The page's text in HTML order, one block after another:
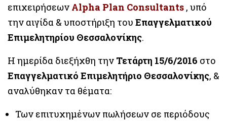
επιχειρήσεων Alpha Plan Consultants , υπό
την αιγίδα & υποστήριξη του Επαγγελματικού
Επιμελητηρίου Θεσσαλονίκης.
Η ημερίδα διεξήχθη την Τετάρτη 15/6/2016 στο
Επαγγελματικό Επιμελητήριο Θεσσαλονίκης, &
αναλύθηκαν τα θέματα:
Των επιτυχημένων πωλήσεων σε περιόδους